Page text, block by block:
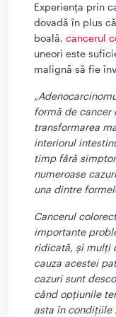
Experiența prin
dovadă în plus
boală, cancerul
uneori este
malignă să fie
„
formă de cancer
transformarea
interiorul
timp fără
numeroase
una dintre
Cancerul
importante
ridicată, și mulți
cauza acestei
cazuri sunt
când opțiunile
asta în condițiile